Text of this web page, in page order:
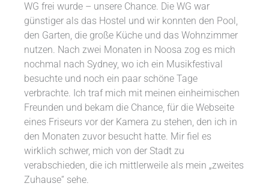
WG frei wurde – unsere Chance. Die WG war
günstiger als das Hostel und wir konnten den Pool,
den Garten, die große Küche und das Wohnzimmer
nutzen. Nach zwei Monaten in Noosa zog es mich
nochmal nach Sydney, wo ich ein Musikfestival
besuchte und noch ein paar schöne Tage
verbrachte. Ich traf mich mit meinen einheimischen
Freunden und bekam die Chance, für die Webseite
eines Friseurs vor der Kamera zu stehen, den ich in
den Monaten zuvor besucht hatte. Mir fiel es
wirklich schwer, mich von der Stadt zu
verabschieden, die ich mittlerweile als mein „zweites
Zuhause“ sehe.